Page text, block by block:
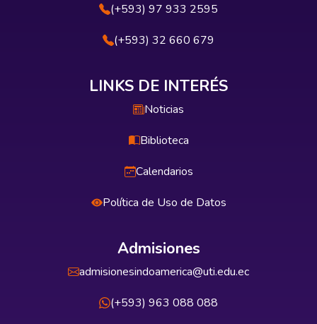
(+593) 97 933 2595
(+593) 32 660 679
LINKS DE INTERÉS
Noticias
Biblioteca
Calendarios
Política de Uso de Datos
Admisiones
admisionesindoamerica@uti.edu.ec
(+593) 963 088 088